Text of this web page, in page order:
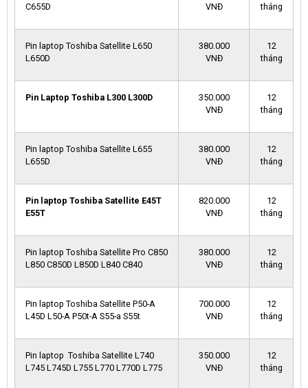
C655D
VNĐ
tháng
Pin laptop Toshiba Satellite L650
L650D
380.000
VNĐ
12
tháng
Pin Laptop Toshiba L300 L300D
350.000
VNĐ
12
tháng
Pin laptop Toshiba Satellite L655
L655D
380.000
VNĐ
12
tháng
Pin laptop Toshiba Satellite E45T
E55T
820.000
VNĐ
12
tháng
Pin laptop Toshiba Satellite Pro C850
L850 C850D L850D L840 C840
380.000
VNĐ
12
tháng
Pin laptop Toshiba Satellite P50-A
L45D L50-A P50t-A S55-a S55t
700.000
VNĐ
12
tháng
Pin laptop Toshiba Satellite L740
L745 L745D L755 L770 L770D L775
350.000
VNĐ
12
tháng